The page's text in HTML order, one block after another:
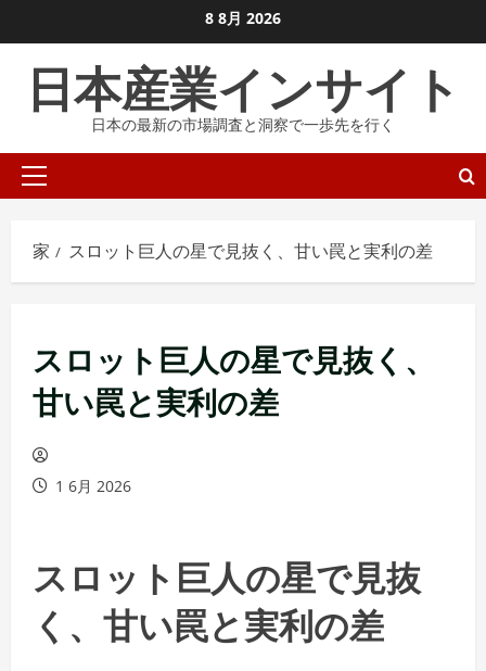
ン
に
プ
8 8月 2026
日本産業インサイト
日本の最新の市場調査と洞察で一歩先を行く
プ
イ
ニ
ュ
ー
家 スロット巨人の星で見抜く、甘い罠と実利の差
スロット巨人の星で見抜く、
甘い罠と実利の差
1 6月 2026
スロット巨人の星で見抜
く、甘い罠と実利の差